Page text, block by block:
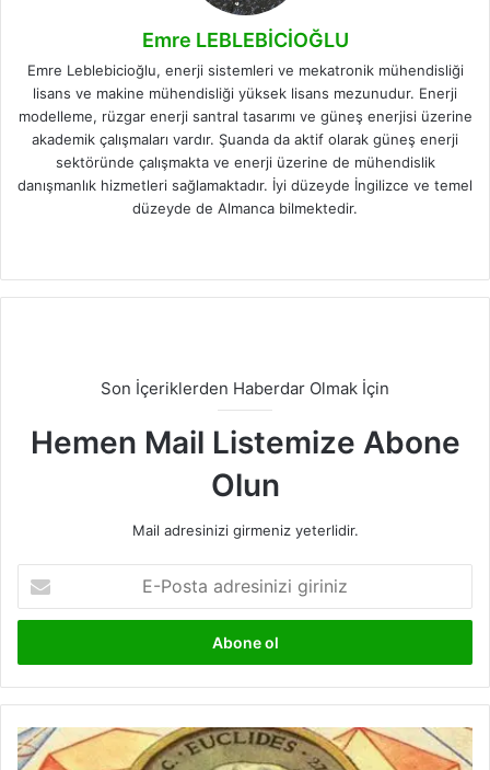
Emre LEBLEBİCİOĞLU
Emre Leblebicioğlu, enerji sistemleri ve mekatronik mühendisliği
lisans ve makine mühendisliği yüksek lisans mezunudur. Enerji
modelleme, rüzgar enerji santral tasarımı ve güneş enerjisi üzerine
akademik çalışmaları vardır. Şuanda da aktif olarak güneş enerji
sektöründe çalışmakta ve enerji üzerine de mühendislik
danışmanlık hizmetleri sağlamaktadır. İyi düzeyde İngilizce ve temel
düzeyde de Almanca bilmektedir.
Son İçeriklerden Haberdar Olmak İçin
Hemen Mail Listemize Abone
Olun
Mail adresinizi girmeniz yeterlidir.
Posta
adresinizi
Öklid
Kimdir?